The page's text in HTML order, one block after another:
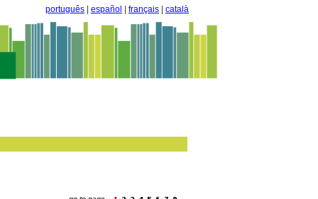
português español français català